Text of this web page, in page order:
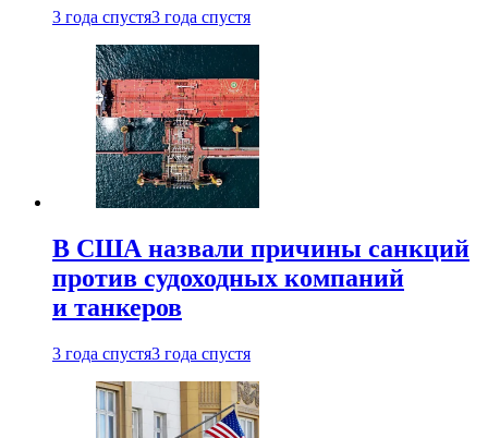
3 года спустя3 года спустя
В США назвали причины санкций
против судоходных компаний
и танкеров
3 года спустя3 года спустя